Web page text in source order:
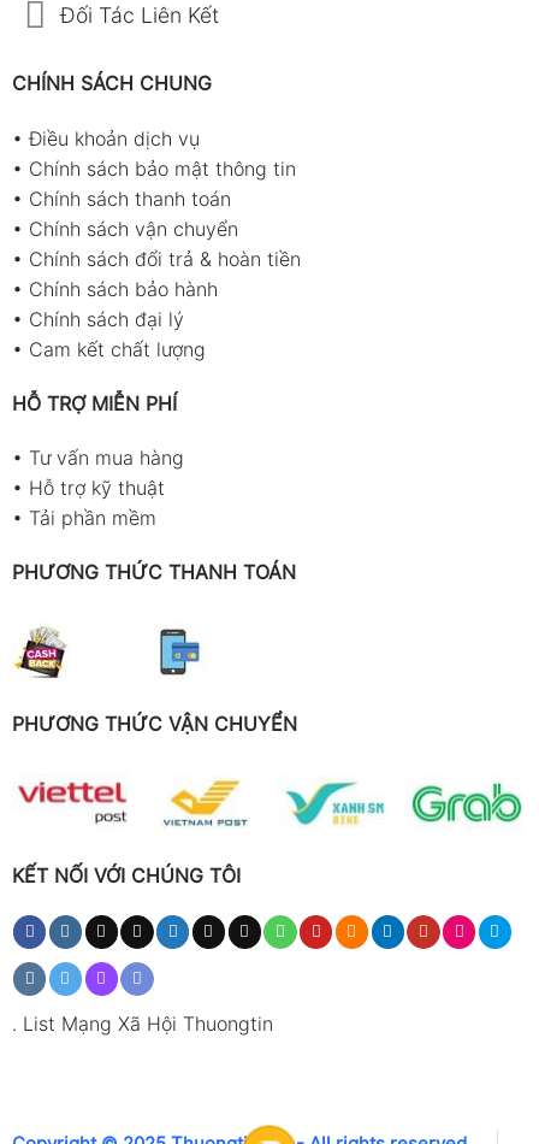
Đối Tác Liên Kết
CHÍNH SÁCH CHUNG
•Điều khoản dịch vụ
• Chính sách bảo mật thông tin
• Chính sách thanh toán
• Chính sách vận chuyển
• Chính sách đổi trả & hoàn tiền
• Chính sách bảo hành
• Chính sách đại lý
• Cam kết chất lượng
HỖ TRỢ MIỄN PHÍ
• Tư vấn mua hàng
• Hỗ trợ kỹ thuật
• Tải phần mềm
PHƯƠNG THỨC THANH TOÁN
PHƯƠNG THỨC VẬN CHUYỂN
KẾT NỐI VỚI CHÚNG TÔI
. List Mạng Xã Hội Thuongtin